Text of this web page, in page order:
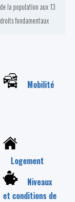
de la population aux 13
droits fondamentaux
Mobilité
Logement
Niveaux
et conditions de